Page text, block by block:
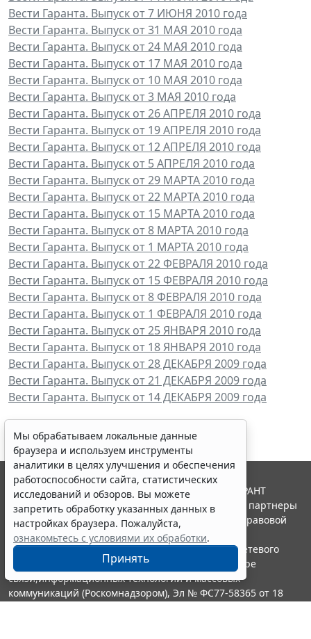
Вести Гаранта. Выпуск от 7 ИЮНЯ 2010 года
Вести Гаранта. Выпуск от 31 МАЯ 2010 года
Вести Гаранта. Выпуск от 24 МАЯ 2010 года
Вести Гаранта. Выпуск от 17 МАЯ 2010 года
Вести Гаранта. Выпуск от 10 МАЯ 2010 года
Вести Гаранта. Выпуск от 3 МАЯ 2010 года
Вести Гаранта. Выпуск от 26 АПРЕЛЯ 2010 года
Вести Гаранта. Выпуск от 19 АПРЕЛЯ 2010 года
Вести Гаранта. Выпуск от 12 АПРЕЛЯ 2010 года
Вести Гаранта. Выпуск от 5 АПРЕЛЯ 2010 года
Вести Гаранта. Выпуск от 29 МАРТА 2010 года
Вести Гаранта. Выпуск от 22 МАРТА 2010 года
Вести Гаранта. Выпуск от 15 МАРТА 2010 года
Вести Гаранта. Выпуск от 8 МАРТА 2010 года
Вести Гаранта. Выпуск от 1 МАРТА 2010 года
Вести Гаранта. Выпуск от 22 ФЕВРАЛЯ 2010 года
Вести Гаранта. Выпуск от 15 ФЕВРАЛЯ 2010 года
Вести Гаранта. Выпуск от 8 ФЕВРАЛЯ 2010 года
Вести Гаранта. Выпуск от 1 ФЕВРАЛЯ 2010 года
Вести Гаранта. Выпуск от 25 ЯНВАРЯ 2010 года
Вести Гаранта. Выпуск от 18 ЯНВАРЯ 2010 года
Вести Гаранта. Выпуск от 28 ДЕКАБРЯ 2009 года
Вести Гаранта. Выпуск от 21 ДЕКАБРЯ 2009 года
Вести Гаранта. Выпуск от 14 ДЕКАБРЯ 2009 года
Мы обрабатываем локальные данные
браузера и используем инструменты
аналитики в целях улучшения и обеспечения
работоспособности сайта, статистических
исследований и обзоров. Вы можете
запретить обработку указанных данных в
настройках браузера. Пожалуйста,
ознакомьтесь с условиями их обработки.
Принять
© ООО "НПП "ГАРАНТ-СЕРВИС", 2026. Система ГАРАНТ
выпускается с 1990 года. Компания "Гарант" и ее партнеры
являются участниками Российской ассоциации правовой
информации ГАРАНТ.
Портал ГАРАНТ.РУ зарегистрирован в качестве сетевого
издания Федеральной службой по надзору в сфере
связи,информационных технологий и массовых
коммуникаций (Роскомнадзором), Эл № ФС77-58365 от 18